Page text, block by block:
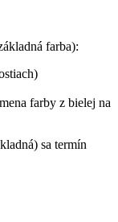
farba):
farby z bielej na
sa termín